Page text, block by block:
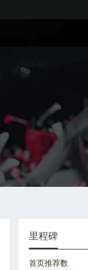
里程碑
首页推荐数